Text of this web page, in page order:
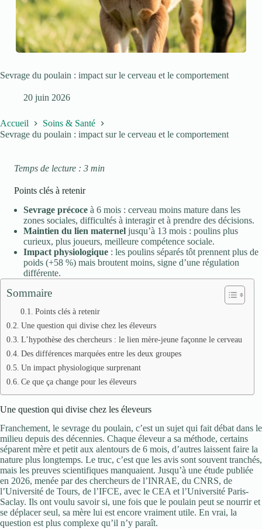
Sevrage du poulain : impact sur le cerveau et le comportement
20 juin 2026
Accueil
Soins & Santé
Sevrage du poulain : impact sur le cerveau et le comportement
Temps de lecture : 3 min
Points clés à retenir
Sevrage précoce à 6 mois : cerveau moins mature dans les
zones sociales, difficultés à interagir et à prendre des décisions.
Maintien du lien maternel jusqu’à 13 mois : poulins plus
curieux, plus joueurs, meilleure compétence sociale.
Impact physiologique : les poulins séparés tôt prennent plus de
poids (+58 %) mais broutent moins, signe d’une régulation
différente.
Sommaire
Points clés à retenir
Une question qui divise chez les éleveurs
L’hypothèse des chercheurs : le lien mère-jeune façonne le cerveau
Des différences marquées entre les deux groupes
Un impact physiologique surprenant
Ce que ça change pour les éleveurs
Une question qui divise chez les éleveurs
Franchement, le sevrage du poulain, c’est un sujet qui fait débat dans le
milieu depuis des décennies. Chaque éleveur a sa méthode, certains
séparent mère et petit aux alentours de 6 mois, d’autres laissent faire la
nature plus longtemps. Le truc, c’est que les avis sont souvent tranchés,
mais les preuves scientifiques manquaient. Jusqu’à une étude publiée
en 2026, menée par des chercheurs de l’INRAE, du CNRS, de
l’Université de Tours, de l’IFCE, avec le CEA et l’Université Paris-
Saclay. Ils ont voulu savoir si, une fois que le poulain peut se nourrir et
se déplacer seul, sa mère lui est encore vraiment utile. En vrai, la
question est plus complexe qu’il n’y paraît.